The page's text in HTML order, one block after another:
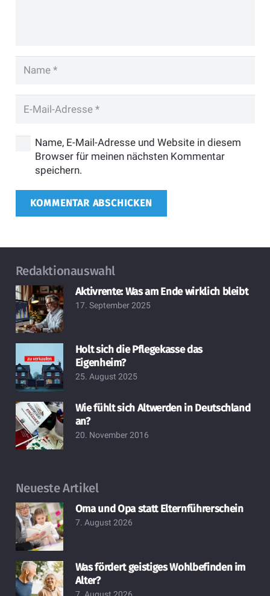
Name, E-Mail-Adresse und Website in diesem
Browser für meinen nächsten Kommentar
speichern.
KOMMENTAR ABSCHICKEN
Redaktionauswahl
Aktivrente: Was am Ende wirklich bleibt
17. September 2025
Holt sich die Pflegekasse das
Eigenheim?
25. August 2025
Wie fühlt sich Altwerden in Deutschland
an?
20. November 2016
Neueste Artikel
Oma und Opa statt Elternführerschein
7. August 2026
Was fördert geistiges Wohlbefinden im
Alter?